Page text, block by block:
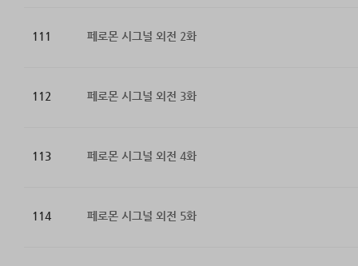
111 페로몬 시그널 외전 2화
112 페로몬 시그널 외전 3화
113 페로몬 시그널 외전 4화
114 페로몬 시그널 외전 5화